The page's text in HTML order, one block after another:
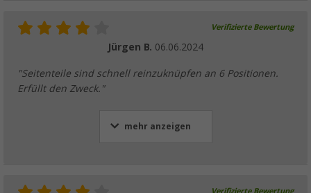
Verifizierte Bewertung
Jürgen B. 06.06.2024
"Seitenteile sind schnell reinzuknüpfen an 6 Positionen.
Erfüllt den Zweck."
mehr anzeigen